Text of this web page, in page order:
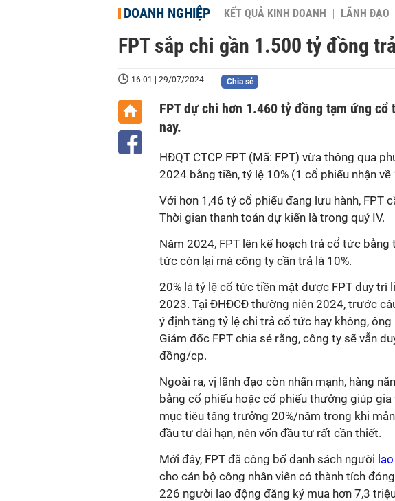
DOANH NGHIỆP KẾT QUẢ KINH DOANH LÃNH ĐẠO
FPT sắp chi gần 1.500 tỷ đồng
16:01 | 29/07/2024 Chia sẻ
FPT dự chi hơn 1.460 tỷ đồng tạm ứng
nay.
HĐQT CTCP FPT (Mã: FPT) vừa thông qua
2024 bằng tiền, tỷ lệ 10% (1 cổ phiếu nhận
Với hơn 1,46 tỷ cổ phiếu đang lưu hành, FPT
Thời gian thanh toán dự kiến là trong quý IV.
Năm 2024, FPT lên kế hoạch trả cổ tức bằng
tức còn lại mà công ty cần trả là 10%.
20% là tỷ lệ cổ tức tiền mặt được FPT duy trì
2023. Tại ĐHĐCĐ thường niên 2024, trước
ý định tăng tỷ lệ chi trả cổ tức hay không, ông
Giám đốc FPT chia sẻ rằng, công ty sẽ vẫn
đồng/cp.
Ngoài ra, vị lãnh đạo còn nhấn mạnh, hàng
bằng cổ phiếu hoặc cổ phiếu thưởng giúp
mục tiêu tăng trưởng 20%/năm trong khi
đầu tư dài hạn, nên vốn đầu tư rất cần thiết.
Mới đây, FPT đã công bố danh sách người
cho cán bộ công nhân viên có thành tích
226 người lao động đăng ký mua hơn 7,3